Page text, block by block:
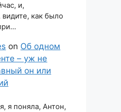
и,
видите, как было
on Об одном
– уж не
он или
я поняла, Антон,